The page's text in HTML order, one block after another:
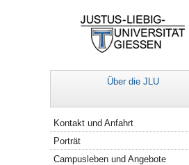
Über die JLU
Navigation
Kontakt und Anfahrt
Porträt
Campusleben und Angebote